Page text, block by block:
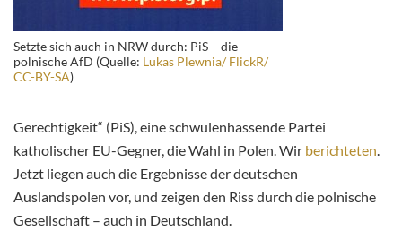
Setzte sich auch in NRW durch: PiS – die
polnische AfD (Quelle: Lukas Plewnia/ FlickR/
CC-BY-SA)
Gerechtigkeit“ (PiS), eine schwulenhassende Partei
katholischer EU-Gegner, die Wahl in Polen. Wir berichteten.
Jetzt liegen auch die Ergebnisse der deutschen
Auslandspolen vor, und zeigen den Riss durch die polnische
Gesellschaft – auch in Deutschland.